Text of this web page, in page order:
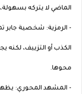
الماضي لا يتركه
- الرمزية: شخصية جابر
الكذب أو التزييف،
محوها.
- المشهد المحوري: يظهر